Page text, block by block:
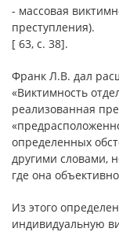
- массовая
преступления).
[ 63, с. 38].
Франк Л.В. дал
«Виктимность
реализованная
определенных
другими словами,
где она
Из этого
индивидуальную